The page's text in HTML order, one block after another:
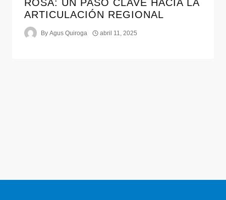
ROSA: UN PASO CLAVE HACIA LA
ARTICULACIÓN REGIONAL
By Agus Quiroga abril 11, 2025